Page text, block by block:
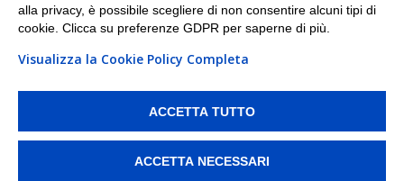
PI/CF/N°Iscr.: 10821360012 | REA: RM 1494760 | Cap.Soc.: 50.000€ |
Whistleblowing|Privacy |Preferenze Cookies
ritirare i tuoi acquisti online e spedire i tuoi pacchi.
alla privacy, è possibile scegliere di non consentire alcuni tipi di
cookie. Clicca su preferenze GDPR per saperne di più.
Visualizza la Cookie Policy Completa
ACCETTA TUTTO
ACCETTA NECESSARI